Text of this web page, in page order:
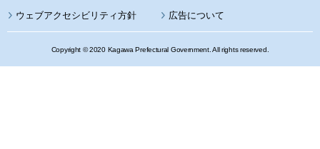
ウェブアクセシビリティ方針 広告について
Copyright © 2020 Kagawa Prefectural Government. All rights reserved.